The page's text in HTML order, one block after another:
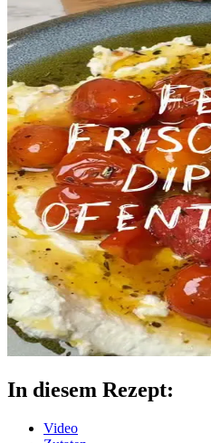
In diesem Rezept:
Video